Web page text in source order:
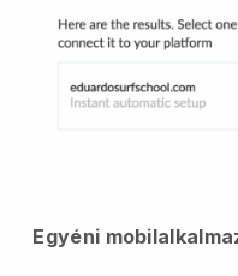
Egyéni